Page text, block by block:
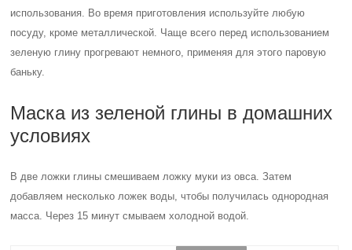
использования. Во время приготовления используйте любую
посуду, кроме металлической. Чаще всего перед использованием
зеленую глину прогревают немного, применяя для этого паровую
баньку.
Маска из зеленой глины в домашних
условиях
В две ложки глины смешиваем ложку муки из овса. Затем
добавляем несколько ложек воды, чтобы получилась однородная
масса. Через 15 минут смываем холодной водой.